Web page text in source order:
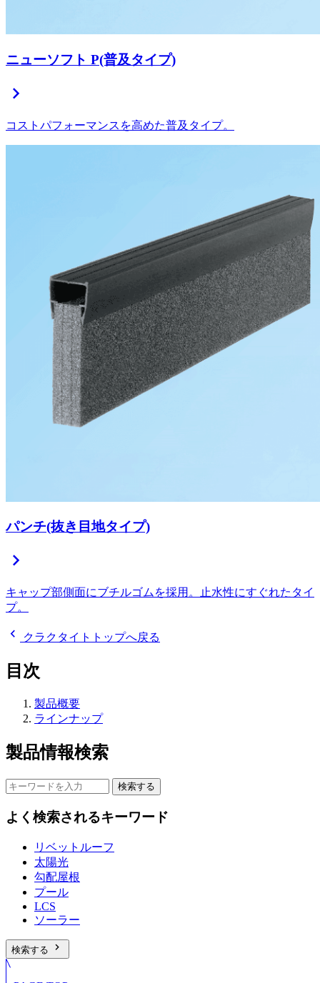
ニューソフト P(普及タイプ)
chevron_right
コストパフォーマンスを高めた普及タイプ。
パンチ(抜き目地タイプ)
chevron_right
キャップ部側面にブチルゴムを採用。止水性にすぐれたタイ
プ。
chevron_left クラクタイトトップへ戻る
目次
製品概要
ラインナップ
製品情報検索
検索する
よく検索されるキーワード
リベットルーフ
太陽光
勾配屋根
プール
LCS
ソーラー
検索する chevron_right